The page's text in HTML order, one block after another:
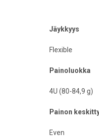
Jäykkyys
Flexible
Painoluokka
4U (80-84,9 g)
Painon
Even